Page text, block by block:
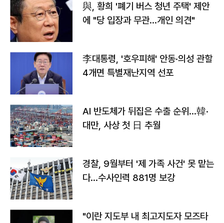
與, 황희 '폐기 버스 청년 주택' 제안
에 "당 입장과 무관…개인 의견"
李대통령, '호우피해' 안동·의성 관할
4개면 특별재난지역 선포
AI 반도체가 뒤집은 수출 순위…韓·
대만, 사상 첫 日 추월
경찰, 9월부터 '제 가족 사건' 못 맡는
다…수사인력 881명 보강
"이란 지도부 내 최고지도자 모즈타